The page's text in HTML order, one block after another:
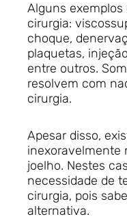
Alguns
cirurgia:
choque,
plaquetas,
entre outros.
resolvem com
cirurgia.
Apesar disso,
inexoravelmente
joelho. Nestes
necessidade de
cirurgia, pois
alternativa.